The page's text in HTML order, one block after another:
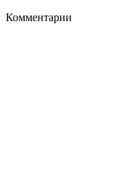
Комментарии